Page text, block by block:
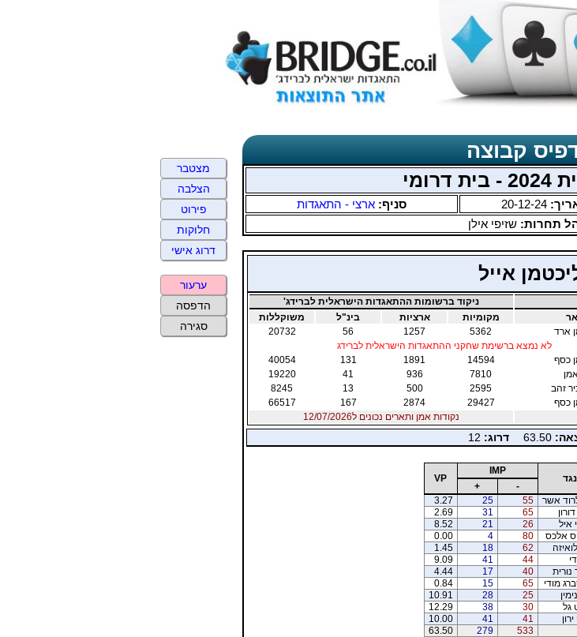
קבוצה
20-12-24 סניף: ארצי - התאגדות
תחרות: שזיפי אילן
אייל
ניקוד ברשומות ההתאגדות הישראלית לברידג'
מקומיות ארציות בינ"ל
משוקללות
ארד 5362
1257
56
20732
לא נמצא ברשימת שחקני ההתאגדות הישראלית לברידג
כסף 14594
1891
131
40054
7810
936
41
19220
זהב 2595
500
13
8245
כסף 29427
2874
167
66517
נקודות אמן ותארים נכונים ל12/07/2026
63.50 דרוג: 12
נגד
IMP
VP
-
+
אשר 55
25
3. 27
65
31
2. 69
איל 26
21
8. 52
אלכס 80
4
0. 00
62
18
1. 45
44
41
9. 09
נורית 40
17
4. 44
מודי 65
15
0. 84
25
28
10. 91
גל 30
38
12. 29
41
41
10. 00
533
279
63.50
מצטבר
הצלבה
פירוט
חלוקות
דרוג אישי
ערעור
הדפסה
סגירה